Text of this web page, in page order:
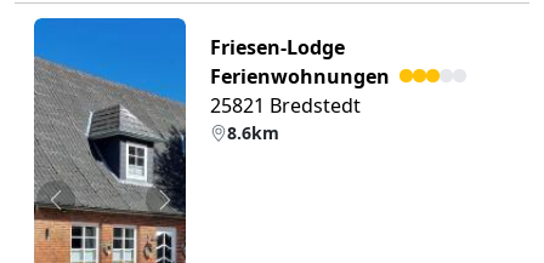
Zurück Weiter
Friesen-Lodge
Ferienwohnungen
25821 Bredstedt
8.6km